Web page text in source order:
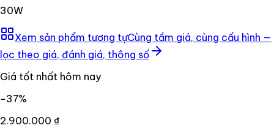
30W
Xem sản phẩm tương tựCùng tầm giá, cùng cấu hình —
lọc theo giá, đánh giá, thông số
Giá tốt nhất hôm nay
−37%
2.900.000 ₫